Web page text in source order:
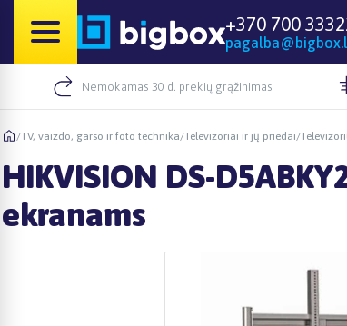
+370 700
Nemokamas 30 d. prekių grąžinimas
/TV, vaizdo, garso ir foto technika/Televizoriai ir jų priedai/
HIKVISION DS-
ekranams